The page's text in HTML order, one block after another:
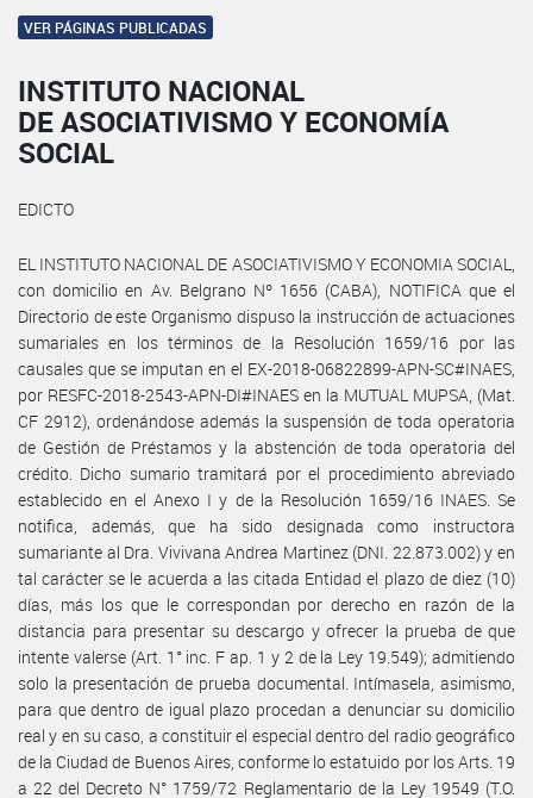
VER PÁGINAS PUBLICADAS
INSTITUTO NACIONAL
DE ASOCIATIVISMO Y ECONOMÍA
SOCIAL
EDICTO
EL INSTITUTO NACIONAL DE ASOCIATIVISMO Y ECONOMIA SOCIAL,
con domicilio en Av. Belgrano Nº 1656 (CABA), NOTIFICA que el
Directorio de este Organismo dispuso la instrucción de actuaciones
sumariales en los términos de la Resolución 1659/16 por las
causales que se imputan en el EX-2018-06822899-APN-SC#INAES,
por RESFC-2018-2543-APN-DI#INAES en la MUTUAL MUPSA, (Mat.
CF 2912), ordenándose además la suspensión de toda operatoria
de Gestión de Préstamos y la abstención de toda operatoria del
crédito. Dicho sumario tramitará por el procedimiento abreviado
establecido en el Anexo I y de la Resolución 1659/16 INAES. Se
notifica, además, que ha sido designada como instructora
sumariante al Dra. Vivivana Andrea Martinez (DNI. 22.873.002) y en
tal carácter se le acuerda a las citada Entidad el plazo de diez (10)
días, más los que le correspondan por derecho en razón de la
distancia para presentar su descargo y ofrecer la prueba de que
intente valerse (Art. 1° inc. F ap. 1 y 2 de la Ley 19.549); admitiendo
solo la presentación de prueba documental. Intímasela, asimismo,
para que dentro de igual plazo procedan a denunciar su domicilio
real y en su caso, a constituir el especial dentro del radio geográfico
de la Ciudad de Buenos Aires, conforme lo estatuido por los Arts. 19
a 22 del Decreto N° 1759/72 Reglamentario de la Ley 19549 (T.O.